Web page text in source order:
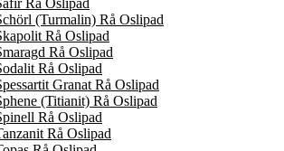
Rå Oslipad
(Turmalin) Rå Oslipad
Rå Oslipad
Rå Oslipad
Rå Oslipad
Granat Rå Oslipad
(Titianit) Rå Oslipad
Rå Oslipad
Rå Oslipad